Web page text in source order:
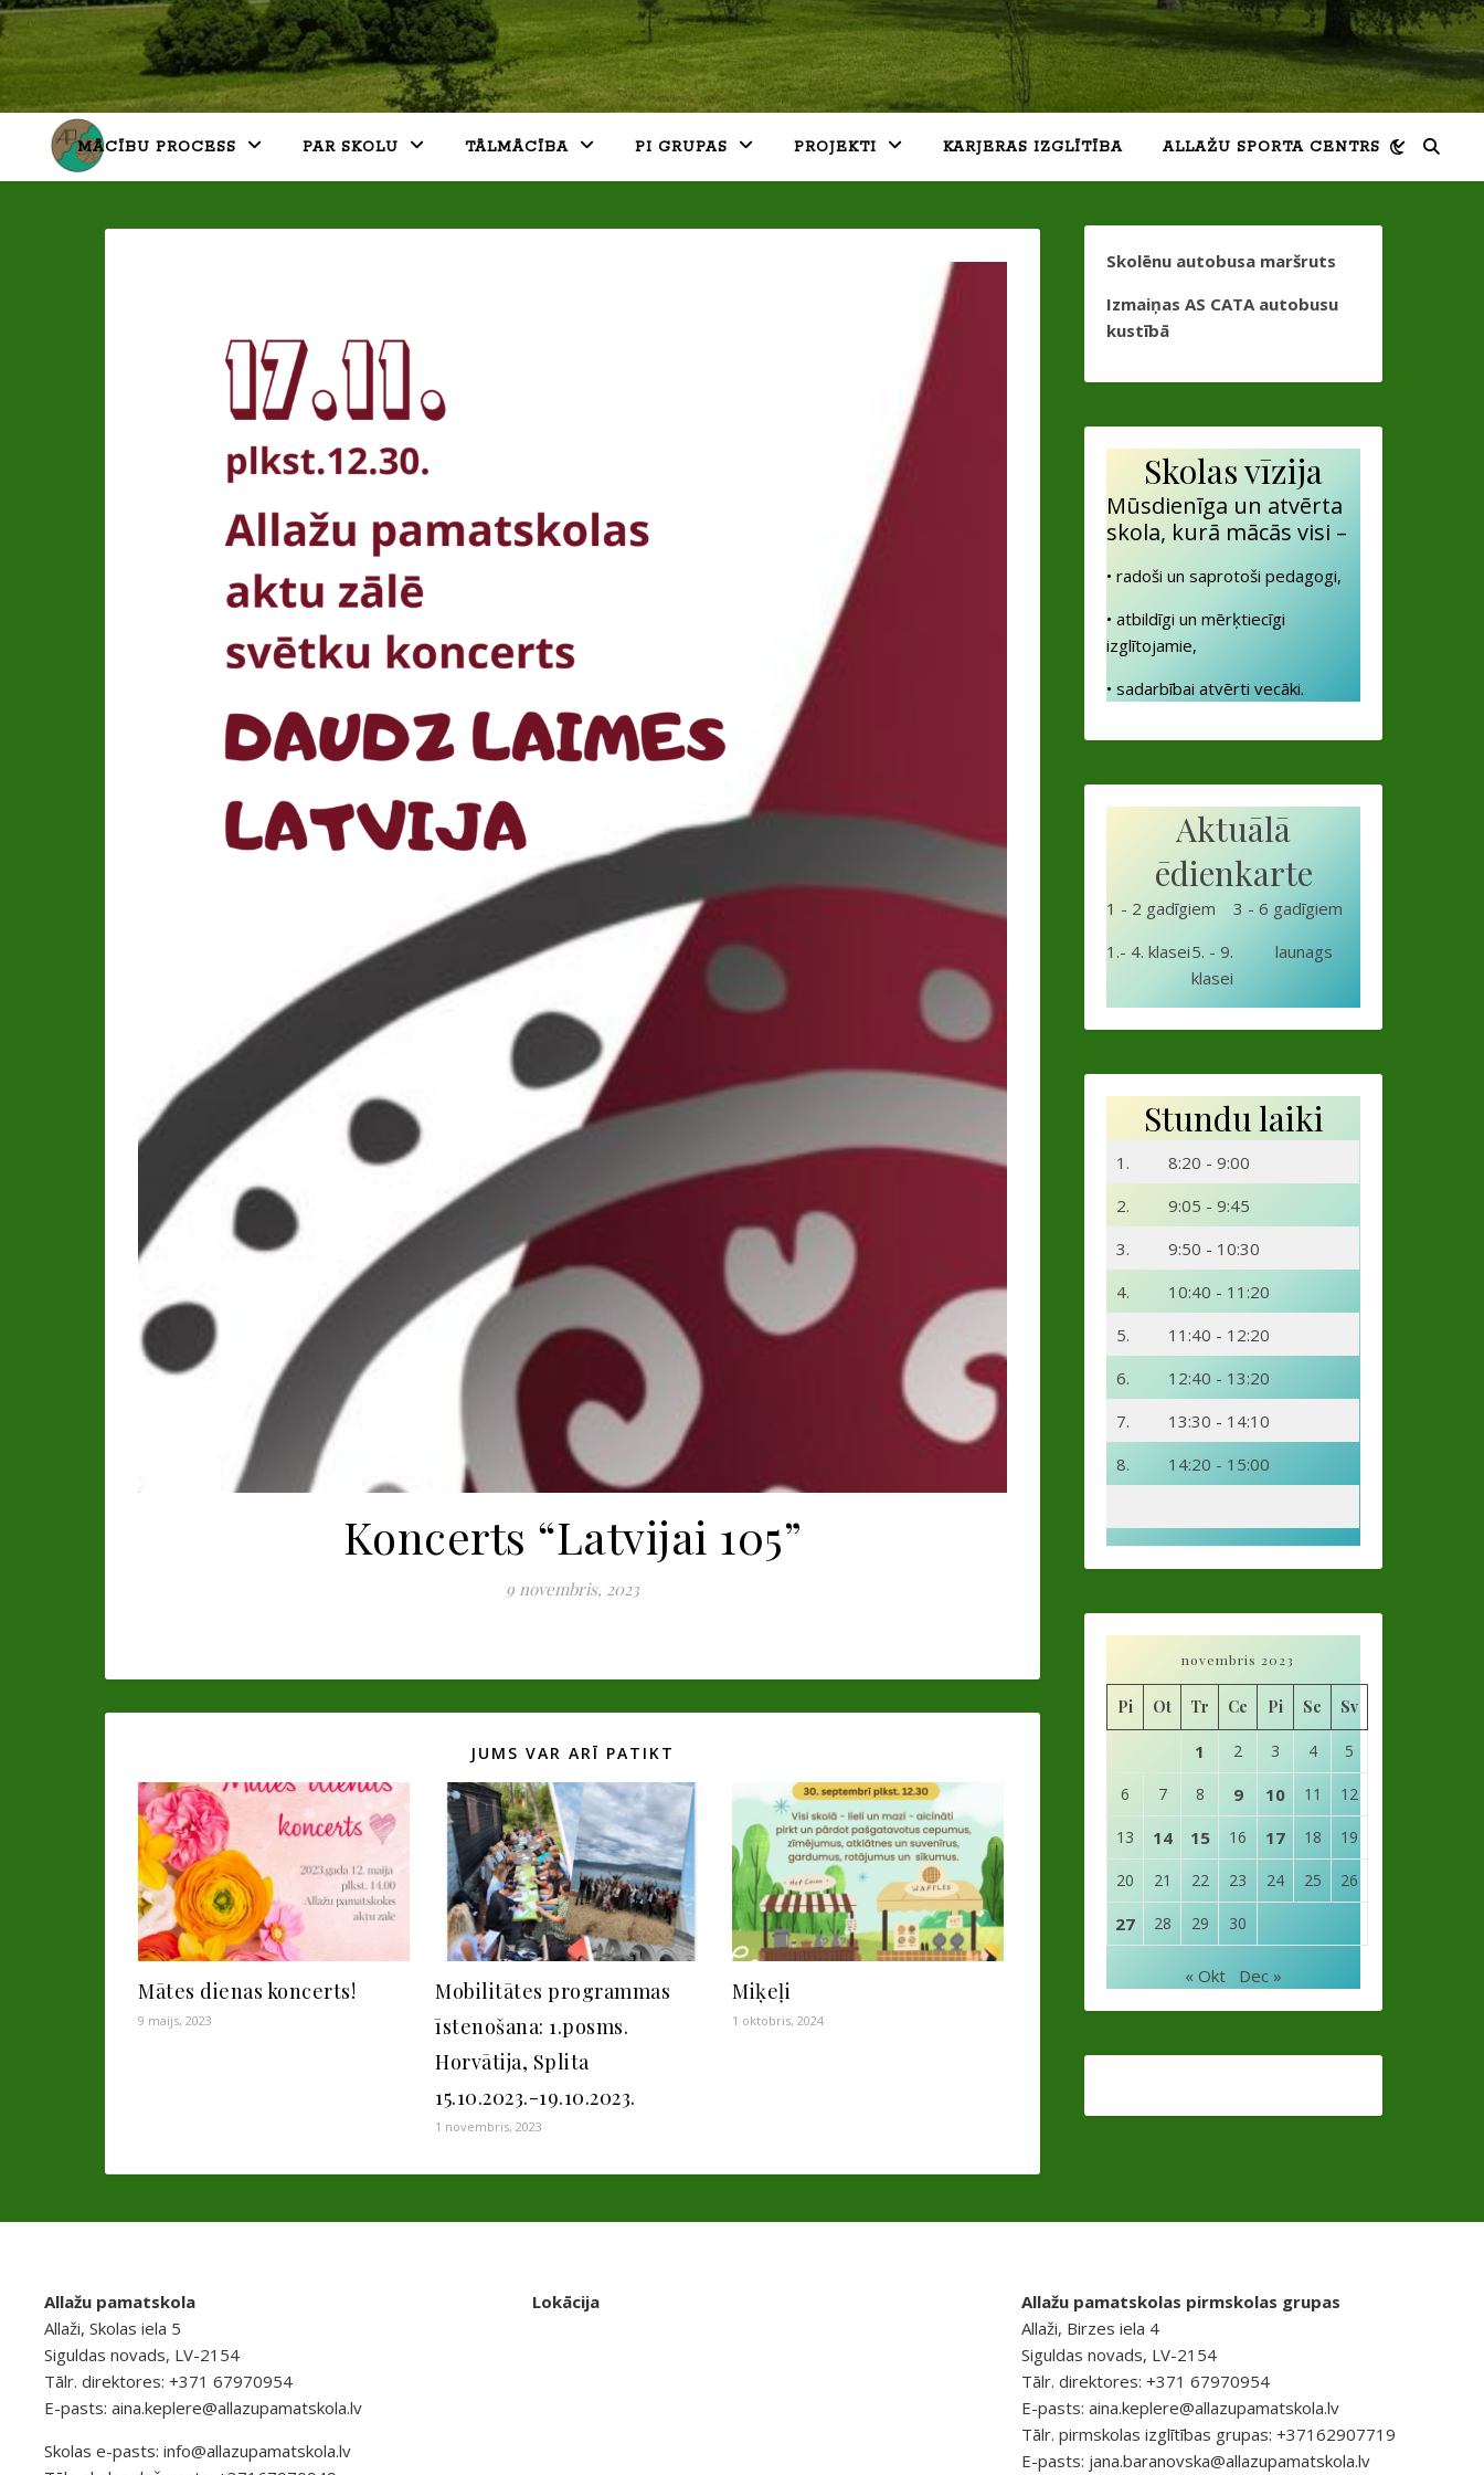
MĀCĪBU PROCESS PAR SKOLU TĀLMĀCĪBA PI GRUPAS PROJEKTI KARJERAS IZGLĪTĪBA ALLAŽU SPORTA CENTRS
Koncerts “Latvijai 105”
9 novembris, 2023
JUMS VAR ARĪ PATIKT
Mātes dienas koncerts!
9 maijs, 2023
Mobilitātes programmas
īstenošana: 1.posms.
Horvātija, Splita
15.10.2023.-19.10.2023.
1 novembris, 2023
Miķeļi
1 oktobris, 2024
Skolēnu autobusa maršruts
Izmaiņas AS CATA autobusu
kustībā
Skolas vīzija
Mūsdienīga un atvērta
skola, kurā mācās visi –
• radoši un saprotoši pedagogi,
• atbildīgi un mērķtiecīgi
izglītojamie,
• sadarbībai atvērti vecāki.
Aktuālā
ēdienkarte
1 - 2 gadīgiem
3 - 6 gadīgiem
1.- 4. klasei5. - 9.
klasei
launags
Stundu laiki
1.
8:20 - 9:00
2.
9:05 - 9:45
3.
9:50 - 10:30
4.
10:40 - 11:20
5.
11:40 - 12:20
6.
12:40 - 13:20
7.
13:30 - 14:10
8.
14:20 - 15:00
novembris 2023
Pi Ot Tr Ce Pi Se Sv
1 2 3 4 5
6 7 8 9 10 11 12
13 14 15 16 17 18 19
20 21 22 23 24 25 26
27 28 29 30
« Okt Dec »
Allažu pamatskola
Allaži, Skolas iela 5
Siguldas novads, LV-2154
Tālr. direktores: +371 67970954
E-pasts: aina.keplere@allazupamatskola.lv
Skolas e-pasts: info@allazupamatskola.lv
Lokācija
Allažu pamatskolas pirmskolas grupas
Allaži, Birzes iela 4
Siguldas novads, LV-2154
Tālr. direktores: +371 67970954
E-pasts: aina.keplere@allazupamatskola.lv
Tālr. pirmskolas izglītības grupas: +37162907719
E-pasts: jana.baranovska@allazupamatskola.lv